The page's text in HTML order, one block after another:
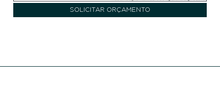
SOLICITAR ORÇAMENTO